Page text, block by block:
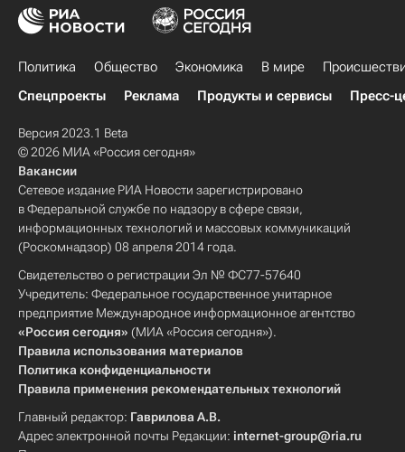
Политика Общество Экономика В мире
Спецпроекты
Реклама Продукты и сервисы Пресс-
Версия 2023.1 Beta
© 2026 МИА «Россия сегодня»
Вакансии
Сетевое издание РИА Новости зарегистрировано
в Федеральной службе по надзору в сфере связи,
информационных технологий и массовых коммуникаций
(Роскомнадзор) 08 апреля 2014 года.
Свидетельство о регистрации Эл № ФС77-57640
Учредитель: Федеральное государственное унитарное
предприятие Международное информационное агентство
«Россия сегодня» (МИА «Россия сегодня»).
Правила использования материалов
Политика конфиденциальности
Правила применения рекомендательных технологий
Главный редактор: Гаврилова А.В.
Адрес электронной почты Редакции: internet-group@ria.ru